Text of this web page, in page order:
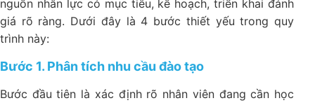
nguồn nhân lực có mục tiêu, kế hoạch, triển khai đánh
giá rõ ràng. Dưới đây là 4 bước thiết yếu trong quy
trình này:
Bước 1. Phân tích nhu cầu đào tạo
Bước đầu tiên là xác định rõ nhân viên đang cần học